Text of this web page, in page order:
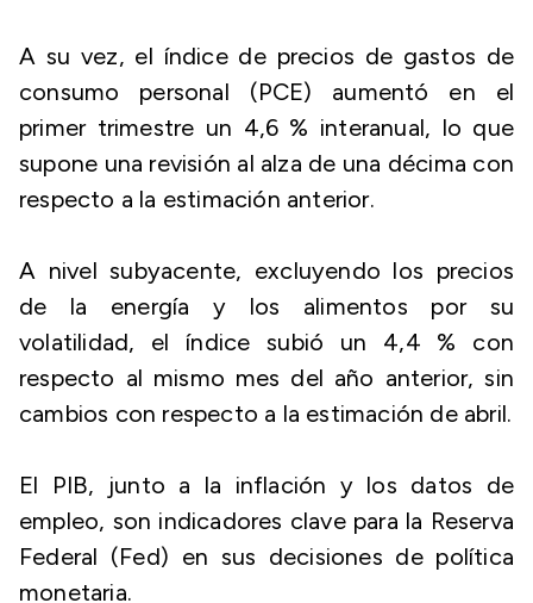
A su vez, el índice de precios de gastos de
consumo personal (PCE) aumentó en el
primer trimestre un 4,6 % interanual, lo que
supone una revisión al alza de una décima con
respecto a la estimación anterior.
A nivel subyacente, excluyendo los precios
de la energía y los alimentos por su
volatilidad, el índice subió un 4,4 % con
respecto al mismo mes del año anterior, sin
cambios con respecto a la estimación de abril.
El PIB, junto a la inflación y los datos de
empleo, son indicadores clave para la Reserva
Federal (Fed) en sus decisiones de política
monetaria.